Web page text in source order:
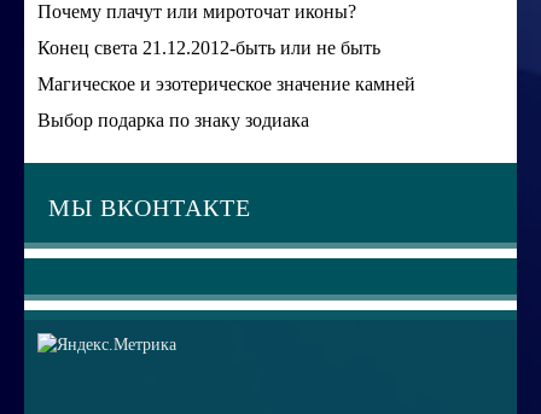
Почему плачут или мироточат иконы?
Конец света 21.12.2012-быть или не быть
Магическое и эзотерическое значение камней
Выбор подарка по знаку зодиака
МЫ ВКОНТАКТЕ